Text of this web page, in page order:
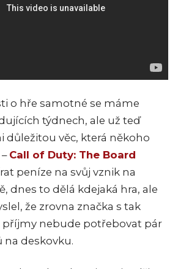
o hře samotné se máme
týdnech, ale už teď
důležitou věc, která někoho
Call of Duty: The Board
peníze na svůj vznik na
dnes to dělá kdejaká hra, ale
že zrovna značka s tak
nebude potřebovat pár
deskovku.